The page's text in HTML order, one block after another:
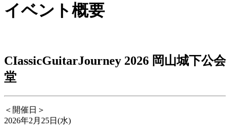
イベント概要
CIassicGuitarJourney 2026 岡山城下公会
堂
＜開催日＞
2026年2月25日(水)